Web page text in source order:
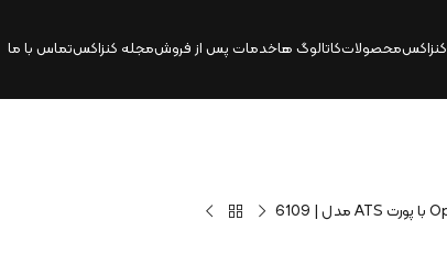
کنزاکسمحصولاتکاتالوگ‌ هاخدمات پس از فروشمجله کنزاکستماس با ما